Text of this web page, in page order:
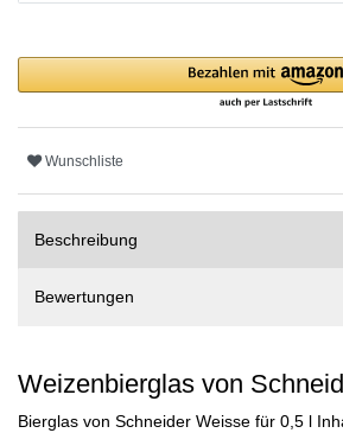
Wunschliste
Beschreibung
Bewertungen
Weizenbierglas von
Bierglas von Schneider Weisse für 0,5 l